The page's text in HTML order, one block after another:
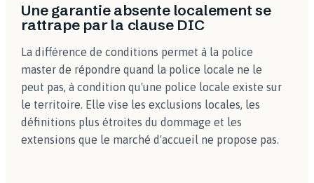
Une garantie absente localement se
rattrape par la clause DIC
La différence de conditions permet à la police
master de répondre quand la police locale ne le
peut pas, à condition qu'une police locale existe sur
le territoire. Elle vise les exclusions locales, les
définitions plus étroites du dommage et les
extensions que le marché d'accueil ne propose pas.